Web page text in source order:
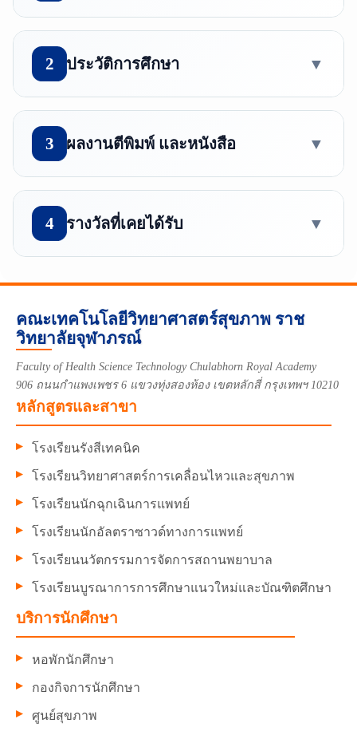
อลิสา
นามสกุล
รุ่งเรือง
ตำแหน่ง
E-mail
Alisa.Run@cra.ac.th
2 ประวัติการศึกษา ▼
🎓 ปริญญาตรี
ศิลปศาสตรบัณฑิต สาขาวิชาการออกกำลัง
กายและการกีฬา มหาวิทยาลัยมหิดล
🎓 ปริญญาเอก
-
📜 การฝึกอบรม
Conditioning Association
อบรม Good practice sharing on AUN-QA
SAR writing
ความเสี่ยงด้านโรคหัวใจและหลอดเลือด
สำหรับผู้ที่ออกกำลังกาย (Cardiovascular
Training Pregnant and Post – Partum
Client
อบรมเชิงปฏิบัติการหลักสูตรด้านความ
3 ผลงานตีพิมพ์ และหนังสือ ▼
4 รางวัลที่เคยได้รับ ▼
คณะเทคโนโลยีวิทยาศาสตร์สุขภาพ ราช
วิทยาลัยจุฬาภรณ์
Faculty of Health Science Technology Chulabhorn Royal Academy
906 ถนนกำแพงเพชร 6 แขวงทุ่งสองห้อง เขตหลักสี่ กรุงเทพฯ 10210
หลักสูตรและสาขา
โรงเรียนรังสีเทคนิค
โรงเรียนวิทยาศาสตร์การเคลื่อนไหวและสุขภาพ
โรงเรียนนักฉุกเฉินการแพทย์
โรงเรียนนักอัลตราซาวด์ทางการแพทย์
โรงเรียนนวัตกรรมการจัดการสถานพยาบาล
โรงเรียนบูรณาการการศึกษาแนวใหม่และบัณฑิตศึกษา
บริการนักศึกษา
หอพักนักศึกษา
กองกิจการนักศึกษา
ศูนย์สุขภาพ